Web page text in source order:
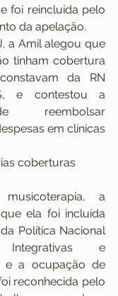
foi reincluída pelo
da apelação.
a Amil alegou que
tinham cobertura
da RN
e contestou a
reembolsar
em clínicas
coberturas
a
ela foi incluída
Política Nacional
e
e a ocupação de
reconhecida pelo